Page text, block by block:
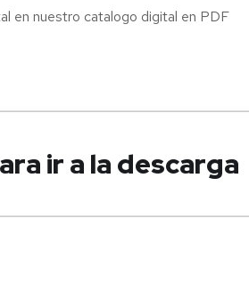
en nuestro catalogo digital en PDF
ir a la descarga